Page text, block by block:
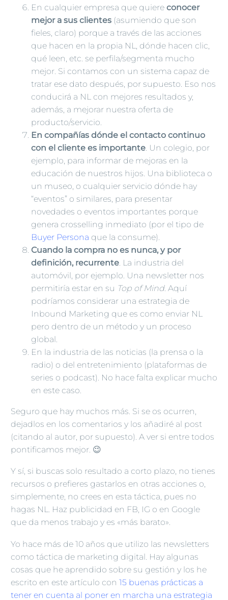
En cualquier empresa que quiere conocer
mejor a sus clientes (asumiendo que son
fieles, claro) porque a través de las acciones
que hacen en la propia NL, dónde hacen clic,
qué leen, etc. se perfila/segmenta mucho
mejor. Si contamos con un sistema capaz de
tratar ese dato después, por supuesto. Eso nos
conducirá a NL con mejores resultados y,
además, a mejorar nuestra oferta de
producto/servicio.
En compañías dónde el contacto continuo
con el cliente es importante . Un colegio, por
ejemplo, para informar de mejoras en la
educación de nuestros hijos. Una biblioteca o
un museo, o cualquier servicio dónde hay
“eventos” o similares, para presentar
novedades o eventos importantes porque
genera crosselling inmediato (por el tipo de
Buyer Persona que la consume).
Cuando la compra no es nunca, y por
definición, recurrente . La industria del
automóvil, por ejemplo. Una newsletter nos
permitiría estar en su Top of Mind. Aquí
podríamos considerar una estrategia de
Inbound Marketing que es como enviar NL
pero dentro de un método y un proceso
global.
En la industria de las noticias (la prensa o la
radio) o del entretenimiento (plataformas de
series o podcast). No hace falta explicar mucho
en este caso.
Seguro que hay muchos más. Si se os ocurren,
dejadlos en los comentarios y los añadiré al post
(citando al autor, por supuesto). A ver si entre todos
pontificamos mejor. 😉
Y sí, si buscas solo resultado a corto plazo, no tienes
recursos o prefieres gastarlos en otras acciones o,
simplemente, no crees en esta táctica, pues no
hagas NL. Haz publicidad en FB, IG o en Google
que da menos trabajo y es «más barato».
Yo hace más de 10 años que utilizo las newsletters
como táctica de marketing digital. Hay algunas
cosas que he aprendido sobre su gestión y los he
escrito en este artículo con 15 buenas prácticas a
tener en cuenta al poner en marcha una estrategia